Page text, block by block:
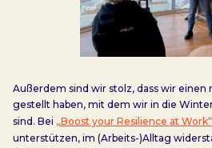
Außerdem sind wir stolz, dass wir einen
gestellt haben, mit dem wir in die
sind. Bei „Boost your Resilience at Work“
unterstützen, im (Arbeits-)Alltag